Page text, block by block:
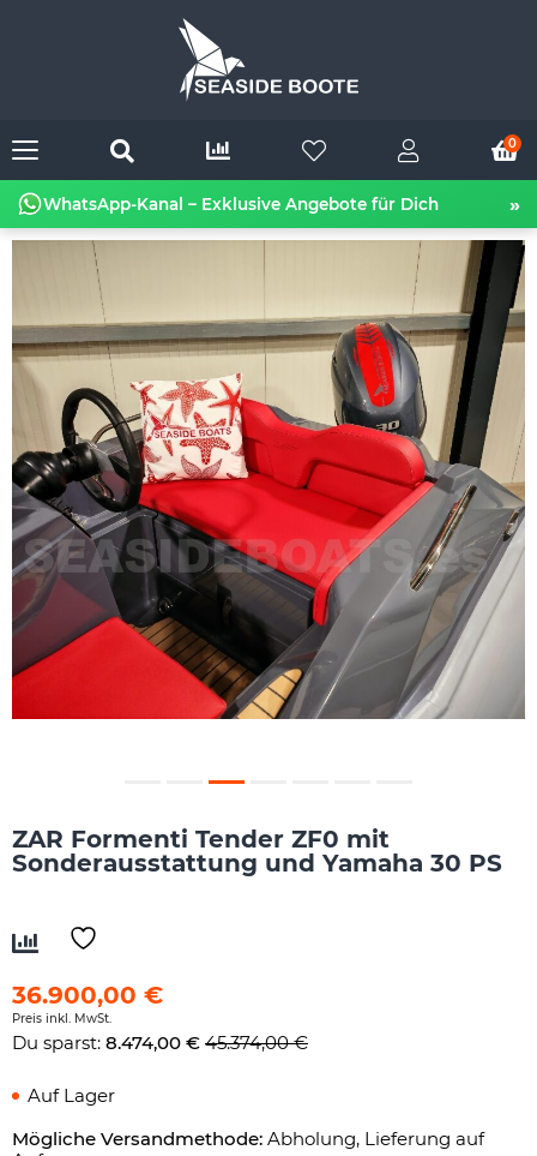
0
ZAR Formenti Tender ZF0 mit
Sonderausstattung und Yamaha 30 PS
36.900,00 €
Preis inkl. MwSt.
Du sparst: 8.474,00 € 45.374,00€
Auf Lager
Mögliche Versandmethode: Abholung, Lieferung auf
WhatsApp-Kanal – Exklusive Angebote für Dich »